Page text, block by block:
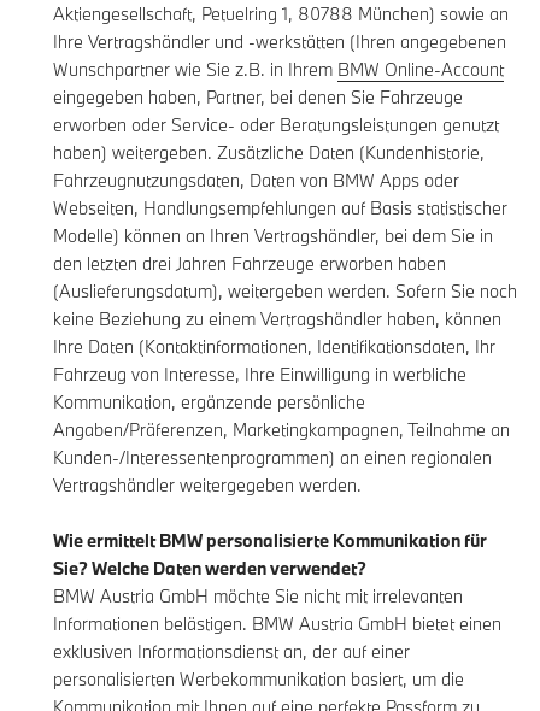
Aktiengesellschaft, Petuelring 1, 80788 München) sowie an
Ihre Vertragshändler und -werkstätten (Ihren angegebenen
Wunschpartner wie Sie z.B. in Ihrem BMW Online-Account
eingegeben haben, Partner, bei denen Sie Fahrzeuge
erworben oder Service- oder Beratungsleistungen genutzt
haben) weitergeben. Zusätzliche Daten (Kundenhistorie,
Fahrzeugnutzungsdaten, Daten von BMW Apps oder
Webseiten, Handlungsempfehlungen auf Basis statistischer
Modelle) können an Ihren Vertragshändler, bei dem Sie in
den letzten drei Jahren Fahrzeuge erworben haben
(Auslieferungsdatum), weitergeben werden. Sofern Sie noch
keine Beziehung zu einem Vertragshändler haben, können
Ihre Daten (Kontaktinformationen, Identifikationsdaten, Ihr
Fahrzeug von Interesse, Ihre Einwilligung in werbliche
Kommunikation, ergänzende persönliche
Angaben/Präferenzen, Marketingkampagnen, Teilnahme an
Kunden-/Interessentenprogrammen) an einen regionalen
Vertragshändler weitergegeben werden.
Wie ermittelt BMW personalisierte Kommunikation für
Sie? Welche Daten werden verwendet?
BMW Austria GmbH möchte Sie nicht mit irrelevanten
Informationen belästigen. BMW Austria GmbH bietet einen
exklusiven Informationsdienst an, der auf einer
personalisierten Werbekommunikation basiert, um die